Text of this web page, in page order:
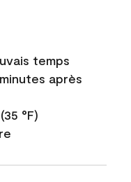
temps
après
°F)